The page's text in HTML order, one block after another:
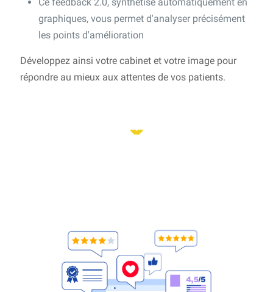
graphiques, vous permet d'analyser précisément
les points d'amélioration
Développez ainsi votre cabinet et votre image pour
répondre au mieux aux attentes de vos patients.